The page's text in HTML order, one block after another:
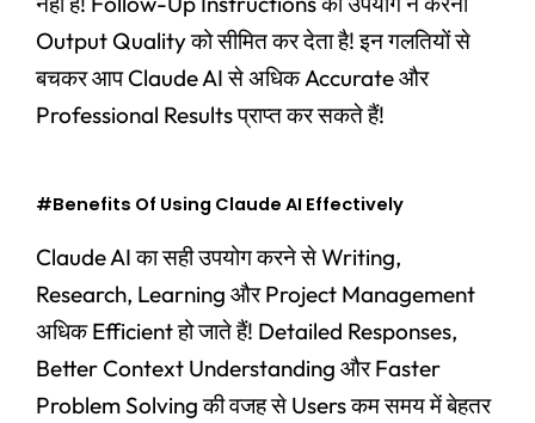
Output Quality को सीमित कर देता है! इन गलतियों से
बचकर आप Claude AI से अधिक Accurate और
Professional Results प्राप्त कर सकते हैं!
#Benefits Of Using Claude AI Effectively
Claude AI का सही उपयोग करने से Writing,
Research, Learning और Project Management
अधिक Efficient हो जाते हैं! Detailed Responses,
Better Context Understanding और Faster
Problem Solving की वजह से Users कम समय में बेहतर